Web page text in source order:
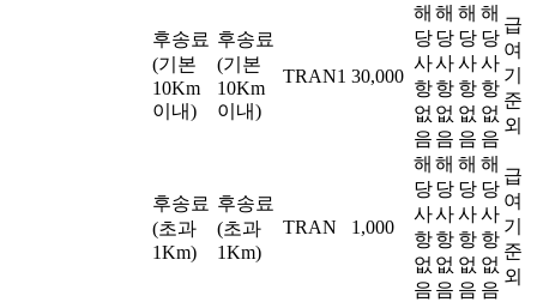
후송료
(기본
10Km
이내)
후송료
(기본
10Km
이내)
TRAN1 30,000
해
당
사
항
없
음
해
당
사
항
없
음
해
당
사
항
없
음
해
당
사
항
없
음
급
여
기
준
외
후송료
(초과
1Km)
후송료
(초과
1Km)
TRAN 1,000
해
당
사
항
없
음
해
당
사
항
없
음
해
당
사
항
없
음
해
당
사
항
없
음
급
여
기
준
외